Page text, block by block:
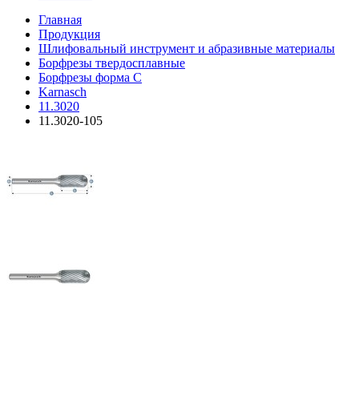
Главная
Продукция
Шлифовальный инструмент и абразивные материалы
Борфрезы твердосплавные
Борфрезы форма C
Karnasch
11.3020
11.3020-105